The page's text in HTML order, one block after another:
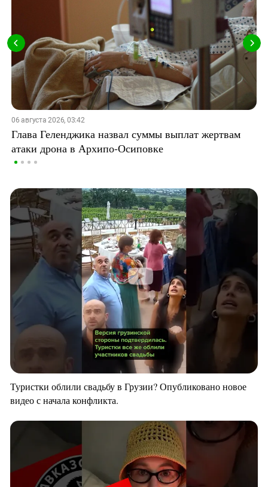
06 августа 2026, 03:42
Глава Геленджика назвал суммы выплат жертвам
атаки дрона в Архипо-Осиповке
Туристки облили свадьбу в Грузии? Опубликовано новое
видео с начала конфликта.